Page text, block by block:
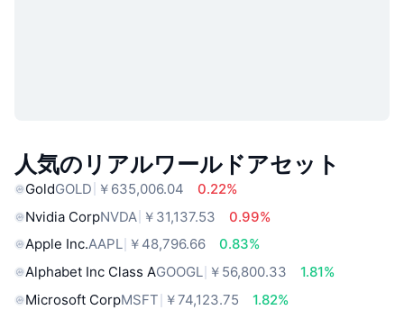
人気のリアルワールドアセット
GoldGOLD ￥635,006.04
0.22%
Nvidia CorpNVDA ￥31,137.53
0.99%
Apple Inc.AAPL ￥48,796.66
0.83%
Alphabet Inc Class AGOOGL ￥56,800.33
1.81%
Microsoft CorpMSFT ￥74,123.75
1.82%